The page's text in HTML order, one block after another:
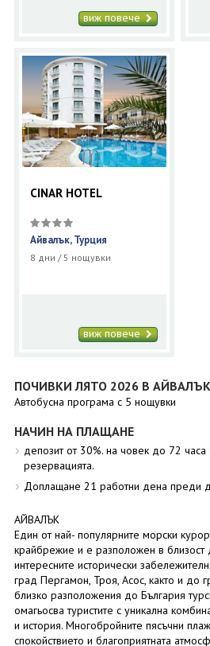
виж повече
CINAR HOTEL
Айвалък, Турция
8 дни / 5 нощувки
виж повече
ПОЧИВКИ ЛЯТО 2026 В
Автобусна програма с 5 нощувки
НАЧИН НА ПЛАЩАНЕ
депозит от 30%. на човек до 72
резервацията.
Доплащане 21 работни дена преди
АЙВАЛЪК
Един от най- популярните морски
крайбрежие и е разположен в близост
интересните исторически
град Пергамон, Троя, Асос, както и до
близко разположения до България
омагьосва туристите с уникална
и история. Многобройните пясъчни
спокойствието и благоприятната